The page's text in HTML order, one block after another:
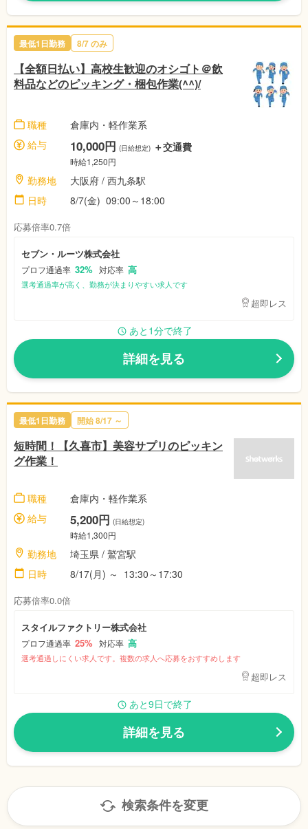
最低1日勤務 8/7のみ
【全額日払い】高校生歓迎のオシゴト＠飲
料品などのピッキング・梱包作業(^^)/
職種
倉庫内・軽作業系
給与
10,000円 (日給想定) ＋交通費
時給1,250円
勤務地 大阪府 / 西九条駅
日時
8/7(金) 09:00～18:00
応募倍率0.7倍
セブン・ルーツ株式会社
プロフ通過率 32% 対応率 高
選考通過率が高く、勤務が決まりやすい求人です
超即レス
あと1分で終了
詳細を見る
最低1日勤務 開始8/17 ～
短時間！【久喜市】美容サプリのピッキン
グ作業！
職種
倉庫内・軽作業系
給与
5,200円 (日給想定)
時給1,300円
勤務地 埼玉県 / 鷲宮駅
日時
8/17(月) ～ 13:30～17:30
応募倍率0.0倍
スタイルファクトリー株式会社
プロフ通過率 25% 対応率 高
選考通過しにくい求人です。複数の求人へ応募をおすすめします
超即レス
あと9日で終了
詳細を見る
検索条件を変更